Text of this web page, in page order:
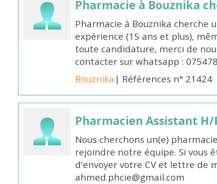
Pharmacie à Bouznika
Pharmacie à Bouznika cherche
expérience (15 ans et plus),
toute candidature, merci de
contacter sur whatsapp :
Bouznika | Références n° 21424
Pharmacien Assistant
Nous cherchons un(e)
rejoindre notre équipe. Si vous
d'envoyer votre CV et lettre de
ahmed.phcie@gmail.com